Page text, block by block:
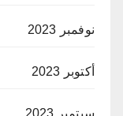
نوفمبر 2023
أكتوبر 2023
سبتمبر 2023